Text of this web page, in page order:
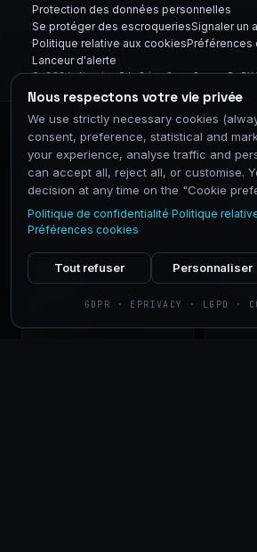
Nous respectons votre vie privée
We use strictly necessary cookies
consent, preference, statistical and
your experience, analyse traffic and
can accept all, reject all, or customise.
decision at any time on the "Cookie
Politique de confidentialité·Politique
Préférences cookies
Tout refuser Personnaliser
GDPR · EPRIVACY · LGPD ·
Protection des données personnelles
Se protéger des escroqueriesSignaler un
Politique relative aux cookiesPréférences
Lanceur d'alerte
© 2026 Nexim Italia S.r.l. · P.IVA
// ESPLORA ANCHE
Nexim Global
Sito istituzionale e holding
Nexim
Partner Privati
Fibra,